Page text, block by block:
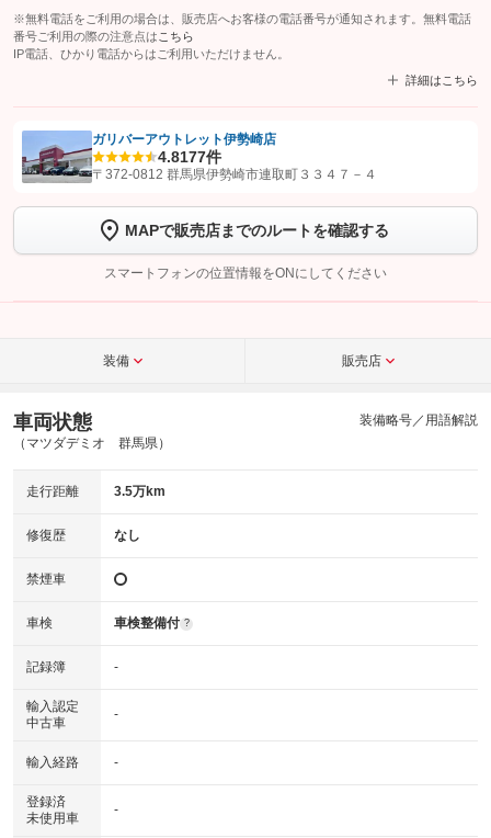
※無料電話をご利用の場合は、販売店へお客様の電話番号が通知されます。無料電話
番号ご利用の際の注意点は こちら
IP電話、ひかり電話からはご利用いただけません。
詳細はこちら
【STEP1】認証画面でグーネットを友だち追加してから「許可する」ボタンを押
トーク画面で
ボタンをタップして問い合わせを
完了してください。
こちら
ガリバーアウトレット伊勢崎店
4.8177件
〒372-0812 群馬県伊勢崎市連取町３３４７－４
MAPで販売店までのルートを確認する
スマートフォンの位置情報をONにしてください
装備 販売店
車両状態
（マツダデミオ 群馬県）
装備略号／用語解説
走行距離 3.5万km
修復歴 なし
禁煙車
車検 車検整備付 ?
記録簿 -
輸入認定
中古車
-
輸入経路 -
登録済
未使用車
-